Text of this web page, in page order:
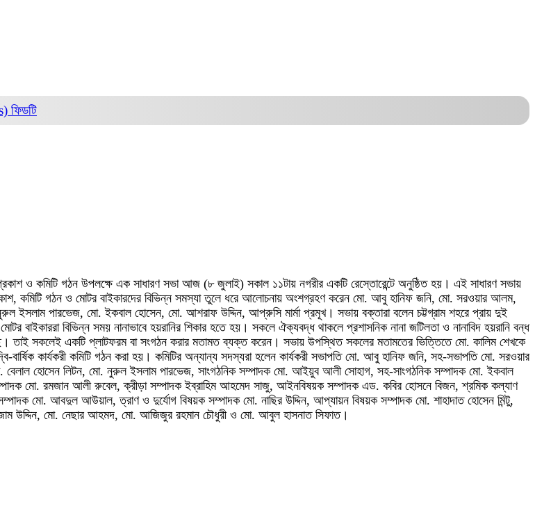
ফিডটি
ও কমিটি গঠন উপলক্ষে এক সাধারণ সভা আজ (৮ জুলাই) সকাল ১১টায় নগরীর একটি রেস্তোরেন্টে অনুষ্ঠিত হয়। এই সাধারণ সভায়
কমিটি গঠন ও মোটর বাইকারদের বিভিন্ন সমস্যা তুলে ধরে আলোচনায় অংশগ্রহণ করেন মো. আবু হানিফ জনি, মো. সরওয়ার আলম,
ইসলাম পারভেজ, মো. ইকবাল হোসেন, মো. আশরাফ উদ্দিন, আপ্রুসি মার্মা প্রমূখ। সভায় বক্তারা বলেন চট্টগ্রাম শহরে প্রায় দুই
বাইকাররা বিভিন্ন সময় নানাভাবে হয়রানির শিকার হতে হয়। সকলে ঐক্যবদ্ধ থাকলে প্রশাসনিক নানা জটিলতা ও নানাবিদ হয়রানি বন্ধ
তাই সকলেই একটি প্লাটফরম বা সংগঠন করার মতামত ব্যক্ত করেন। সভায় উপস্থিত সকলের মতামতের ভিত্তিতে মো. কালিম শেখকে
কার্যকরী কমিটি গঠন করা হয়। কমিটির অন্যান্য সদস্যরা হলেন কার্যকরী সভাপতি মো. আবু হানিফ জনি, সহ-সভাপতি মো. সরওয়ার
বেলাল হোসেন লিটন, মো. নুরুল ইসলাম পারভেজ, সাংগঠনিক সম্পাদক মো. আইয়ুব আলী সোহাগ, সহ-সাংগঠনিক সম্পাদক মো. ইকবাল
মো. রমজান আলী রুবেল, ক্রীড়া সম্পাদক ইব্রাহিম আহমেদ সাজু, আইনবিষয়ক সম্পাদক এড. কবির হোসনে বিজন, শ্রমিক কল্যাণ
মো. আবদুল আউয়াল, ত্রাণ ও দুর্যোগ বিষয়ক সম্পাদক মো. নাছির উদ্দিন, আপ্যায়ন বিষয়ক সম্পাদক মো. শাহাদাত হোসেন মিন্টু,
উদ্দিন, মো. নেছার আহমদ, মো. আজিজুর রহমান চৌধুরী ও মো. আবুল হাসনাত সিফাত।